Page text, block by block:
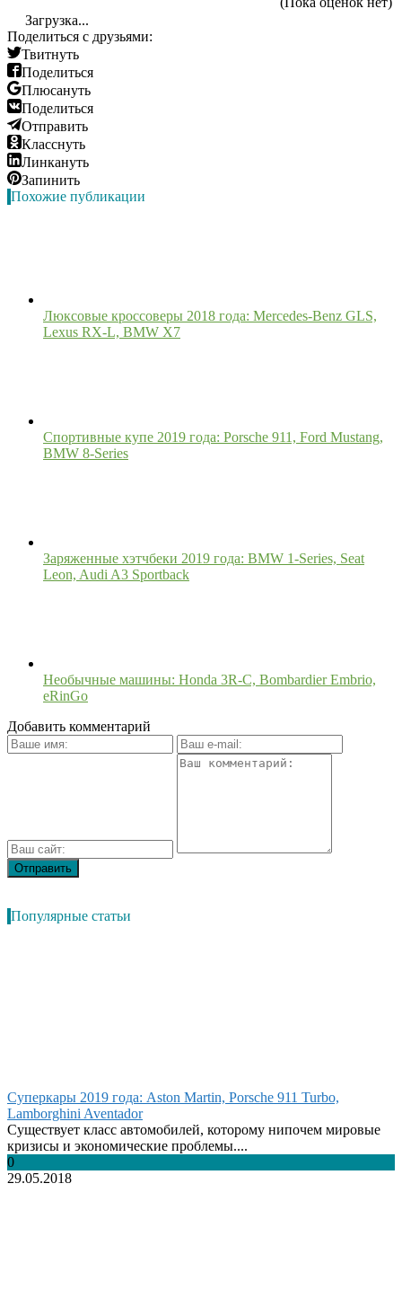
Загрузка...
Поделиться с друзьями:
Твитнуть
Поделиться
Плюсануть
Поделиться
Отправить
Класснуть
Линкануть
Запинить
Похожие публикации
Люксовые кроссоверы 2018 года: Mercedes-Benz GLS,
Lexus RX-L, BMW X7
Спортивные купе 2019 года: Porsche 911, Ford Mustang,
BMW 8-Series
Заряженные хэтчбеки 2019 года: BMW 1-Series, Seat
Leon, Audi A3 Sportback
Необычные машины: Honda 3R-C, Bombardier Embrio,
eRinGo
Добавить комментарий
Популярные статьи
Суперкары 2019 года: Aston Martin, Porsche 911 Turbo,
Lamborghini Aventador
Существует класс автомобилей, которому нипочем мировые
кризисы и экономические проблемы....
0
29.05.2018